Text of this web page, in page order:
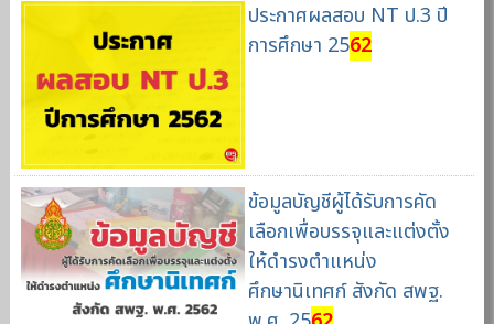
ประกาศผลสอบ NT ป.3 ปี
การศึกษา 2562
ข้อมูลบัญชีผู้ได้รับการคัด
เลือกเพื่อบรรจุและแต่งตั้ง
ให้ดำรงตำแหน่ง
ศึกษานิเทศก์ สังกัด สพฐ.